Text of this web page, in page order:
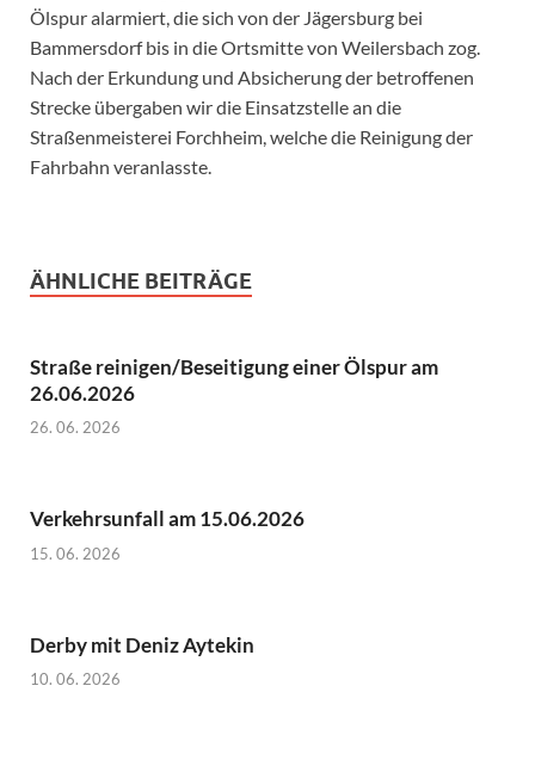
Ölspur alarmiert, die sich von der Jägersburg bei
Bammersdorf bis in die Ortsmitte von Weilersbach zog.
Nach der Erkundung und Absicherung der betroffenen
Strecke übergaben wir die Einsatzstelle an die
Straßenmeisterei Forchheim, welche die Reinigung der
Fahrbahn veranlasste.
ÄHNLICHE BEITRÄGE
Straße reinigen/Beseitigung einer Ölspur am
26.06.2026
26. 06. 2026
Verkehrsunfall am 15.06.2026
15. 06. 2026
Derby mit Deniz Aytekin
10. 06. 2026